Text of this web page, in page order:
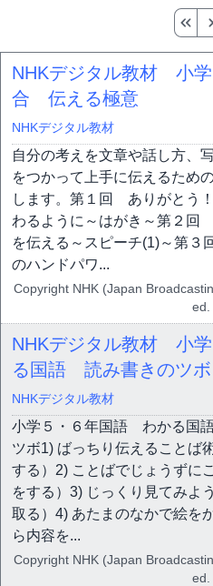
NHKデジタル教材 小
合 伝える極意
NHKデジタル教材
自分の考えを文章や話し方、
をつかって上手に伝えるため
します。第１回 ありがとう
わるように～はがき～第２回
を伝える～スピーチ(1)～第
のハンドパワ...
Copyright NHK (Japan
ed.
NHKデジタル教材 小
る国語 読み書きのツボ
NHKデジタル教材
小学５・６年国語 わかる国
ツボ1) ばっちり伝えることば
する）2) ことばでじょうずに
をする）3) じっくり見てみよ
取る）4) あたまのなかで絵を
ら内容を...
Copyright NHK (Japan
ed.